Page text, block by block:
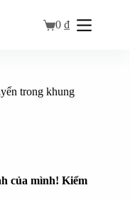
0₫
trong khung
của mình! Kiểm